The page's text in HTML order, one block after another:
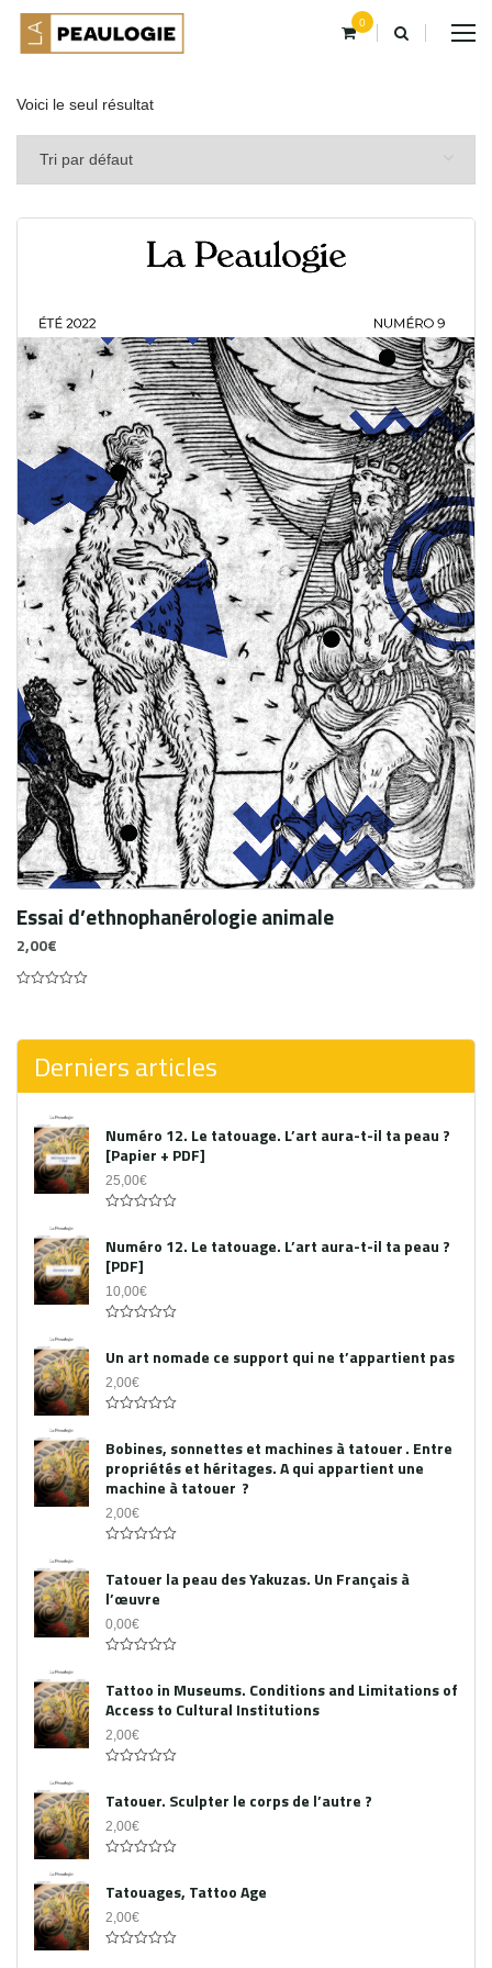
0
Voici le seul résultat
Essai d’ethnophanérologie animale
2,00€
5
Derniers articles
Numéro 12. Le tatouage. L’art aura-t-il ta peau ?
[Papier + PDF]
25,00€
out
of
5
Numéro 12. Le tatouage. L’art aura-t-il ta peau ?
[PDF]
10,00€
out
of
5
Un art nomade ce support qui ne t’appartient pas
2,00€
out
of
5
Bobines, sonnettes et machines à tatouer . Entre
propriétés et héritages. A qui appartient une
machine à tatouer ?
2,00€
out
of
5
Tatouer la peau des Yakuzas. Un Français à
l’œuvre
0,00€
out
of
5
Tattoo in Museums. Conditions and Limitations of
Access to Cultural Institutions
2,00€
out
of
5
Tatouer. Sculpter le corps de l’autre ?
2,00€
out
of
5
Tatouages, Tattoo Age
2,00€